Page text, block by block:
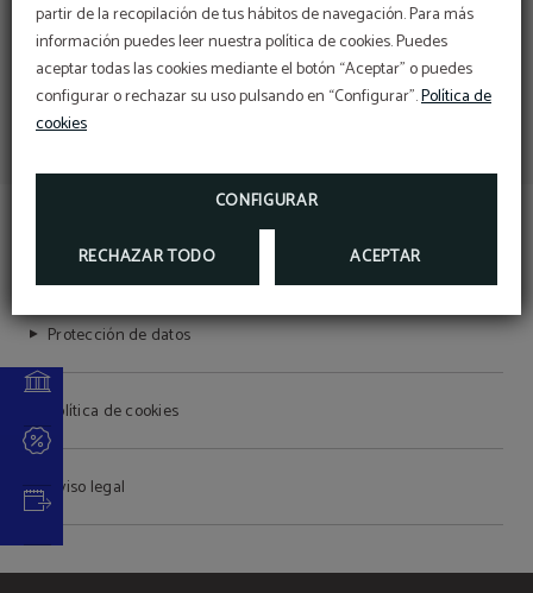
partir de la recopilación de tus hábitos de navegación. Para más
información puedes leer nuestra política de cookies. Puedes
aceptar todas las cookies mediante el botón “Aceptar” o puedes
configurar o rechazar su uso pulsando en “Configurar”.Política de
cookies
CONFIGURAR
RECHAZAR TODO ACEPTAR
HOTEL SANT JORDI
Protección de datos
Política de cookies
Aviso legal
Realiza el check-in online directamente desde la
web:
CHECK-IN ONLINE
Descuento web
10
RESERVAR
En Hotel Sant Jordi
estamos comprometidos
con la conservación y
protección